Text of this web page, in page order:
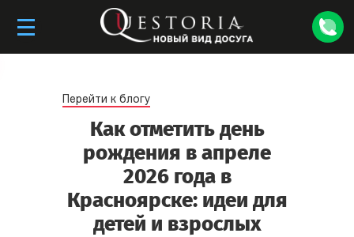
Перейти к блогу
Как отметить день
рождения в апреле
2026 года в
Красноярске: идеи для
детей и взрослых